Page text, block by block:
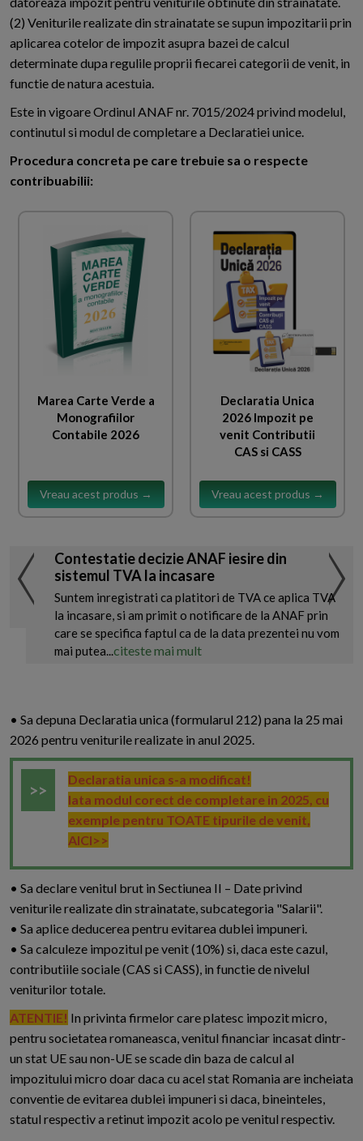
(2) Veniturile realizate din strainatate se supun impozitarii prin
aplicarea cotelor de impozit asupra bazei de calcul
determinate dupa regulile proprii fiecarei categorii de venit, in
functie de natura acestuia.
Este in vigoare Ordinul ANAF nr. 7015/2024 privind modelul,
continutul si modul de completare a Declaratiei unice.
Procedura concreta pe care trebuie sa o respecte
contribuabilii:
Marea Carte Verde a
Monografiilor
Contabile 2026
Vreau acest produs →
Declaratia Unica
2026 Impozit pe
venit Contributii
CAS si CASS
Vreau acest produs →
Contestatie decizie ANAF iesire din
sistemul TVA la incasare
Suntem inregistrati ca platitori de TVA ce aplica TVA
la incasare, si am primit o notificare de la ANAF prin
care se specifica faptul ca de la data prezentei nu vom
mai putea...citeste mai mult
• Sa depuna Declaratia unica (formularul 212) pana la 25 mai
2026 pentru veniturile realizate in anul 2025.
Declaratia unica s-a modificat!
Iata modul corect de completare in 2025, cu
exemple pentru TOATE tipurile de venit,
AICI>>
• Sa declare venitul brut in Sectiunea II – Date privind
veniturile realizate din strainatate, subcategoria "Salarii".
• Sa aplice deducerea pentru evitarea dublei impuneri.
• Sa calculeze impozitul pe venit (10%) si, daca este cazul,
contributiile sociale (CAS si CASS), in functie de nivelul
veniturilor totale.
ATENTIE! In privinta firmelor care platesc impozit micro,
pentru societatea romaneasca, venitul financiar incasat dintr-
un stat UE sau non-UE se scade din baza de calcul al
impozitului micro doar daca cu acel stat Romania are incheiata
conventie de evitarea dublei impuneri si daca, bineinteles,
statul respectiv a retinut impozit acolo pe venitul respectiv.